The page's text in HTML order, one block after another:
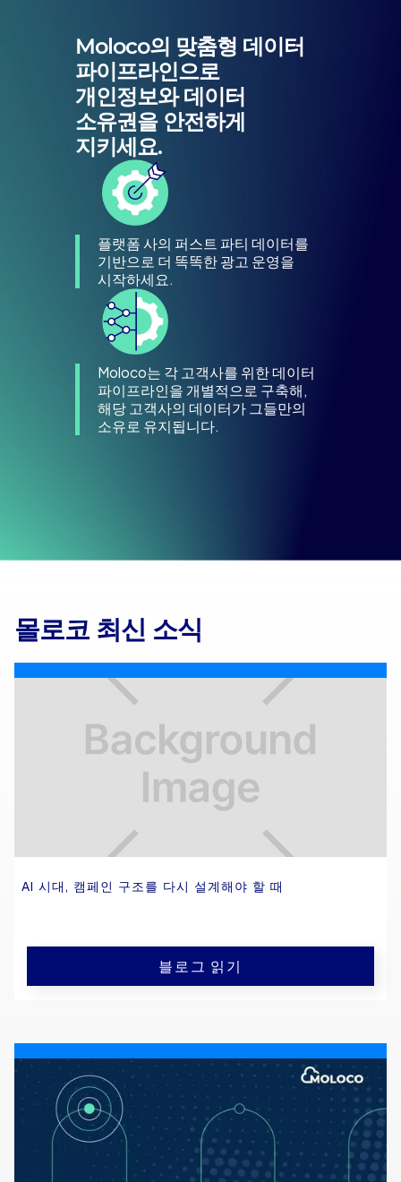
Moloco의 맞춤형 데이터
파이프라인으로
개인정보와 데이터
소유권을 안전하게
지키세요.
플랫폼 사의 퍼스트 파티 데이터를
기반으로 더 똑똑한 광고 운영을
시작하세요.
Moloco는 각 고객사를 위한 데이터
파이프라인을 개별적으로 구축해,
해당 고객사의 데이터가 그들만의
소유로 유지됩니다.
몰로코 최신 소식
AI 시대, 캠페인 구조를 다시 설계해야 할 때
블로그 읽기